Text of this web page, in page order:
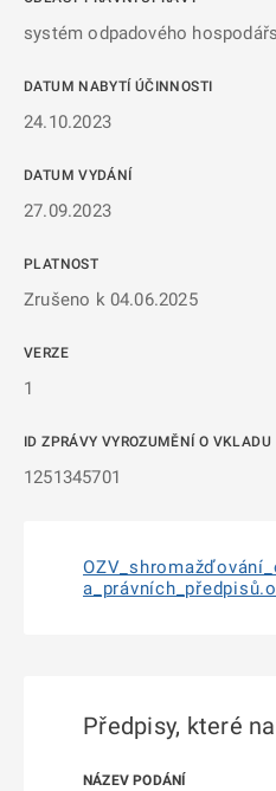
systém odpadového
DATUM NABYTÍ ÚČINNOSTI
24.10.2023
DATUM VYDÁNÍ
27.09.2023
PLATNOST
Zrušeno k 04.06.2025
VERZE
1
ID ZPRÁVY VYROZUMĚNÍ O VKLADU
1251345701
Předpisy, které